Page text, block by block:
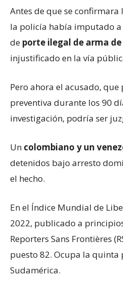
Antes de que se confirmara
la policía había imputado
de porte ilegal de arma
injustificado en la vía
Pero ahora el acusado,
preventiva durante los 90
investigación, podría ser
Un colombiano y un
detenidos bajo arresto
el hecho.
En el Índice Mundial de
2022, publicado a
Reporters Sans Frontières
puesto 82. Ocupa la quinta
Sudamérica.